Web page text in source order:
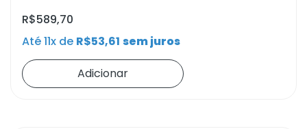
R$589,70
Até 11x de R$53,61 sem juros
Adicionar